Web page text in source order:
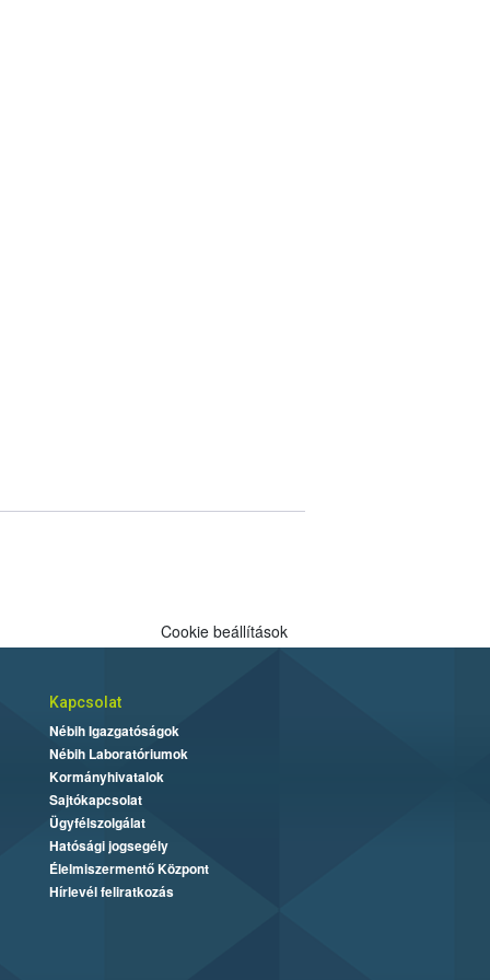
Cookie beállítások
Kapcsolat
Nébih Igazgatóságok
Nébih Laboratóriumok
Kormányhivatalok
Sajtókapcsolat
Ügyfélszolgálat
Hatósági jogsegély
Élelmiszermentő Központ
Hírlevél feliratkozás